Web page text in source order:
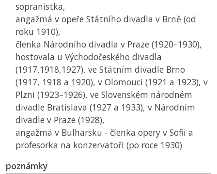
sopranistka,
angažmá v opeře Státního divadla v Brně (od
roku 1910),
členka Národního divadla v Praze (1920–1930),
hostovala u Východočeského divadla
(1917,1918,1927), ve Státním divadle Brno
(1917, 1918 a 1920), v Olomouci (1921 a 1923), v
Plzni (1923–1926), ve Slovenském národném
divadle Bratislava (1927 a 1933), v Národním
divadle v Praze (1928),
angažmá v Bulharsku - členka opery v Sofii a
profesorka na konzervatoři (po roce 1930)
poznámky